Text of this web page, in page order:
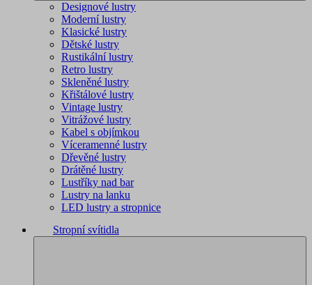
Designové lustry
Moderní lustry
Klasické lustry
Dětské lustry
Rustikální lustry
Retro lustry
Skleněné lustry
Křištálové lustry
Vintage lustry
Vitrážové lustry
Kabel s objímkou
Víceramenné lustry
Dřevěné lustry
Drátěné lustry
Lustříky nad bar
Lustry na lanku
LED lustry a stropnice
Stropní svítidla